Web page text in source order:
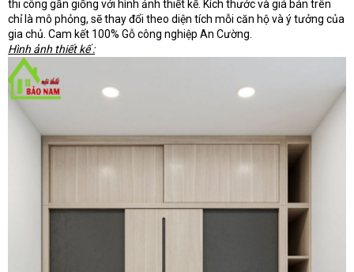
thi công gần giống với hình ảnh thiết kế. Kích thước và giá bán trên
chỉ là mô phỏng, sẽ thay đổi theo diện tích mỗi căn hộ và ý tưởng của
gia chủ. Cam kết 100% Gỗ công nghiệp An Cường.
Hình ảnh thiết kế :